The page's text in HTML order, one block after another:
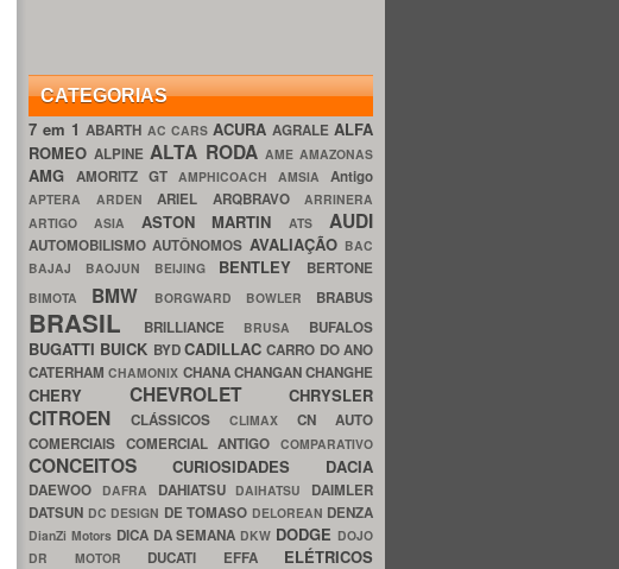
CATEGORIAS
7 em 1ABARTH AC CARS ACURA AGRALE ALFA
ROMEOALPINEALTA RODA AME AMAZONAS
AMG AMORITZ GT AMPHICOACH AMSIA Antigo
APTERA ARDEN ARIEL ARQBRAVO ARRINERA
ARTIGO ASIA ASTON MARTINATS AUDI
AUTOMOBILISMOAUTÔNOMOS AVALIAÇÃO BAC
BAJAJ BAOJUN BEIJING BENTLEY BERTONE
BIMOTA BMW BORGWARD BOWLER BRABUS
BRASIL BRILLIANCE BRUSA BUFALOS
BUGATTI BUICK BYDCADILLACCARRO DO ANO
CATERHAMCHAMONIX CHANACHANGANCHANGHE
CHERY CHEVROLET CHRYSLER
CITROEN CLÁSSICOS CLIMAX CN AUTO
COMERCIAIS COMERCIAL ANTIGOCOMPARATIVO
CONCEITOS CURIOSIDADES DACIA
DAEWOO DAFRA DAHIATSU DAIHATSU DAIMLER
DATSUN DC DESIGN DE TOMASO DELOREAN DENZA
DianZi Motors DICA DA SEMANA DKW DODGE DOJO
DR MOTOR DUCATI EFFA ELÉTRICOS